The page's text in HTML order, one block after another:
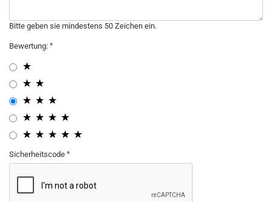
Bitte geben sie mindestens 50 Zeichen ein.
Bewertung:
Sicherheitscode